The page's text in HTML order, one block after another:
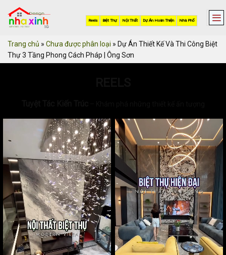
content
Trang chủ » Chưa được phân loại » Dự Án Thiết Kế Và Thi Công Biệt
Thự 3 Tầng Phong Cách Pháp | Ông Sơn
Nhà Phố
Dự Án Hoàn Thiện
Nội Thất
Biệt Thự
Reels